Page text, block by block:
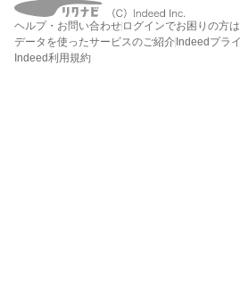
ヘルプ・お問い合わせ ログインでお困りの方
データを使ったサービスのご紹介 Indeedプラ
Indeed利用規約